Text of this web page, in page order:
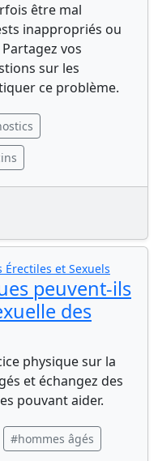
être mal
inappropriés ou
vos
sur les
ce problème.
Érectiles et Sexuels
peuvent-ils
des
physique sur la
et échangez des
pouvant aider.
#hommes âgés